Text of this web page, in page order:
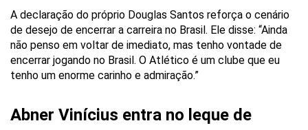
A declaração do próprio Douglas Santos reforça o cenário
de desejo de encerrar a carreira no Brasil. Ele disse: “Ainda
não penso em voltar de imediato, mas tenho vontade de
encerrar jogando no Brasil. O Atlético é um clube que eu
tenho um enorme carinho e admiração.”
Abner Vinícius entra no leque de